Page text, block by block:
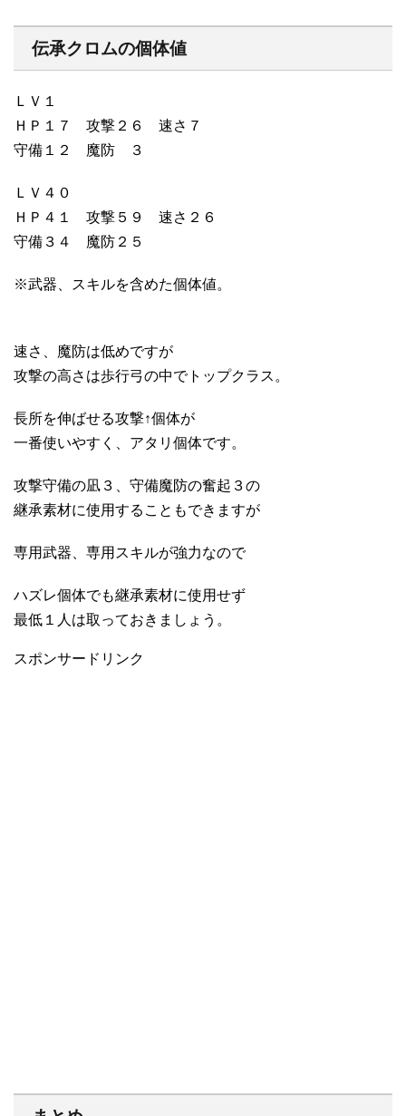
伝承クロムの個体値
ＬＶ１
ＨＰ１７ 攻撃２６ 速さ７
守備１２ 魔防 ３
ＬＶ４０
ＨＰ４１ 攻撃５９ 速さ２６
守備３４ 魔防２５
※武器、スキルを含めた個体値。
速さ、魔防は低めですが
攻撃の高さは歩行弓の中でトップクラス。
長所を伸ばせる攻撃↑個体が
一番使いやすく、アタリ個体です。
攻撃守備の凪３、守備魔防の奮起３の
継承素材に使用することもできますが
専用武器、専用スキルが強力なので
ハズレ個体でも継承素材に使用せず
最低１人は取っておきましょう。
スポンサードリンク